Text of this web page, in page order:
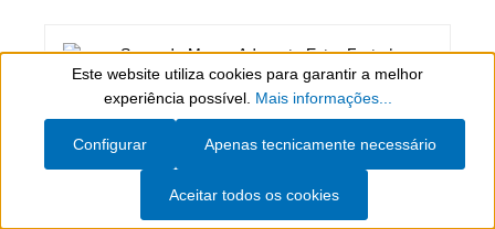
Show toolbar
Este website utiliza cookies para garantir a melhor
experiência possível. Mais informações...
Apenas tecnicamente necessário
Configurar
Aceitar todos os cookies